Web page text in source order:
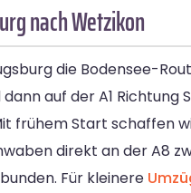
nach Wetzikon
die Bodensee-
auf der A1 Richtung
frühem Start schaffen
direkt an der A8
Für kleinere